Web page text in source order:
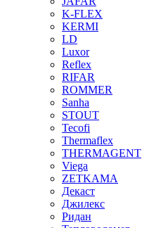
K-FLEX
KERMI
LD
Luxor
Reflex
RIFAR
ROMMER
Sanha
STOUT
Tecofi
Thermaflex
THERMAGENT
Viega
ZETKAMA
Декаст
Джилекс
Ридан